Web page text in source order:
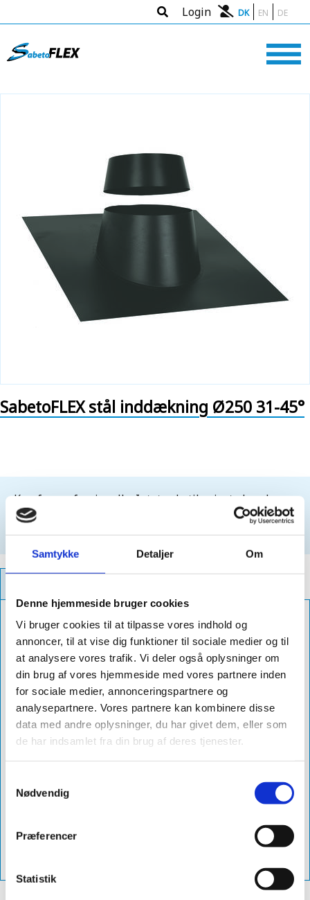
Samtykke Detaljer Om
Denne hjemmeside bruger cookies
Vi bruger cookies til at tilpasse vores indhold og
annoncer, til at vise dig funktioner til sociale medier og til
at analysere vores trafik. Vi deler også oplysninger om
din brug af vores hjemmeside med vores partnere inden
for sociale medier, annonceringspartnere og
analysepartnere. Vores partnere kan kombinere disse
data med andre oplysninger, du har givet dem, eller som
de har indsamlet fra din brug af deres tjenester.
Nødvendig
Præferencer
Statistik
SabetoFLEX stål inddækning Ø250 31-45°
Kun for professionelle. Intet salg til private kunder.
For at købe dette produkt, skal du være
logget ind
Opret login
Farve
sort
Grader
31-45°
Diameter
ø250
Db Nummer
1960994
Levering
1-3 dage
Produktnavn
sabetoflex stål inddækning ø250 31-
45° sort
Varenummer
Login DK EN DE